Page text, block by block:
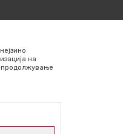
на
продолжување